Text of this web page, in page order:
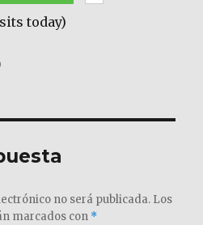
today)
no será publicada. Los
marcados con *